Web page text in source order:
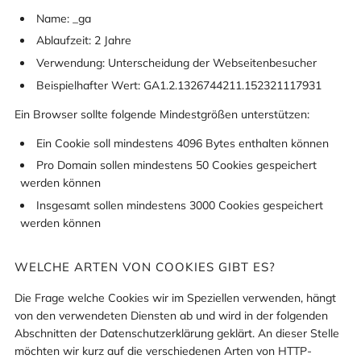
Name: _ga
Ablaufzeit: 2 Jahre
Verwendung: Unterscheidung der Webseitenbesucher
Beispielhafter Wert: GA1.2.1326744211.152321117931
Ein Browser sollte folgende Mindestgrößen unterstützen:
Ein Cookie soll mindestens 4096 Bytes enthalten können
Pro Domain sollen mindestens 50 Cookies gespeichert
werden können
Insgesamt sollen mindestens 3000 Cookies gespeichert
werden können
WELCHE ARTEN VON COOKIES GIBT ES?
Die Frage welche Cookies wir im Speziellen verwenden, hängt
von den verwendeten Diensten ab und wird in der folgenden
Abschnitten der Datenschutzerklärung geklärt. An dieser Stelle
möchten wir kurz auf die verschiedenen Arten von HTTP-